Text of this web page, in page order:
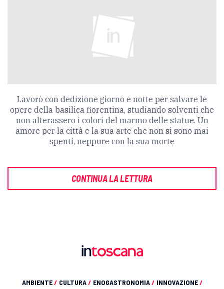
Lavorò con dedizione giorno e notte per salvare le
opere della basilica fiorentina, studiando solventi che
non alterassero i colori del marmo delle statue. Un
amore per la città e la sua arte che non si sono mai
spenti, neppure con la sua morte
CONTINUA LA LETTURA
AMBIENTE/ CULTURA/ ENOGASTRONOMIA/ INNOVAZIONE/